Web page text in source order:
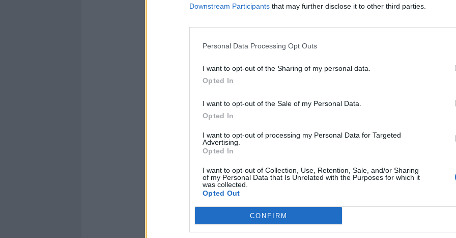
Downstream Participants that may further disclose it to other third parties.
Personal Data Processing Opt Outs
I want to opt-out of the Sharing of my personal data.
Opted In
I want to opt-out of the Sale of my Personal Data.
Opted In
I want to opt-out of processing my Personal Data for Targeted
Advertising.
Opted In
I want to opt-out of Collection, Use, Retention, Sale, and/or Sharing
of my Personal Data that Is Unrelated with the Purposes for which it
was collected.
Opted Out
CONFIRM
Rudy Giuliani a Come States?